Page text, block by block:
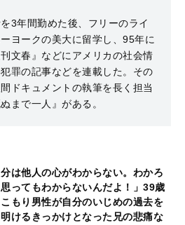
3年間勤めた後、フリーのライ
ヨークの美大に留学し、95年に
文春』などにアメリカの社会情
罪の記事などを連載した。その
ドキュメントの執筆を長く担当
まで一人』がある。
分は他人の心がわからない。わかろ
ってもわからないんだよ！」39歳
もり男性が自分のいじめの過去を
けるきっかけとなった兄の悲痛な